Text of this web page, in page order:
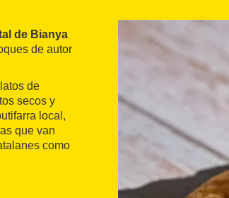
de Bianya
de autor
de
secos y
local,
que van
como